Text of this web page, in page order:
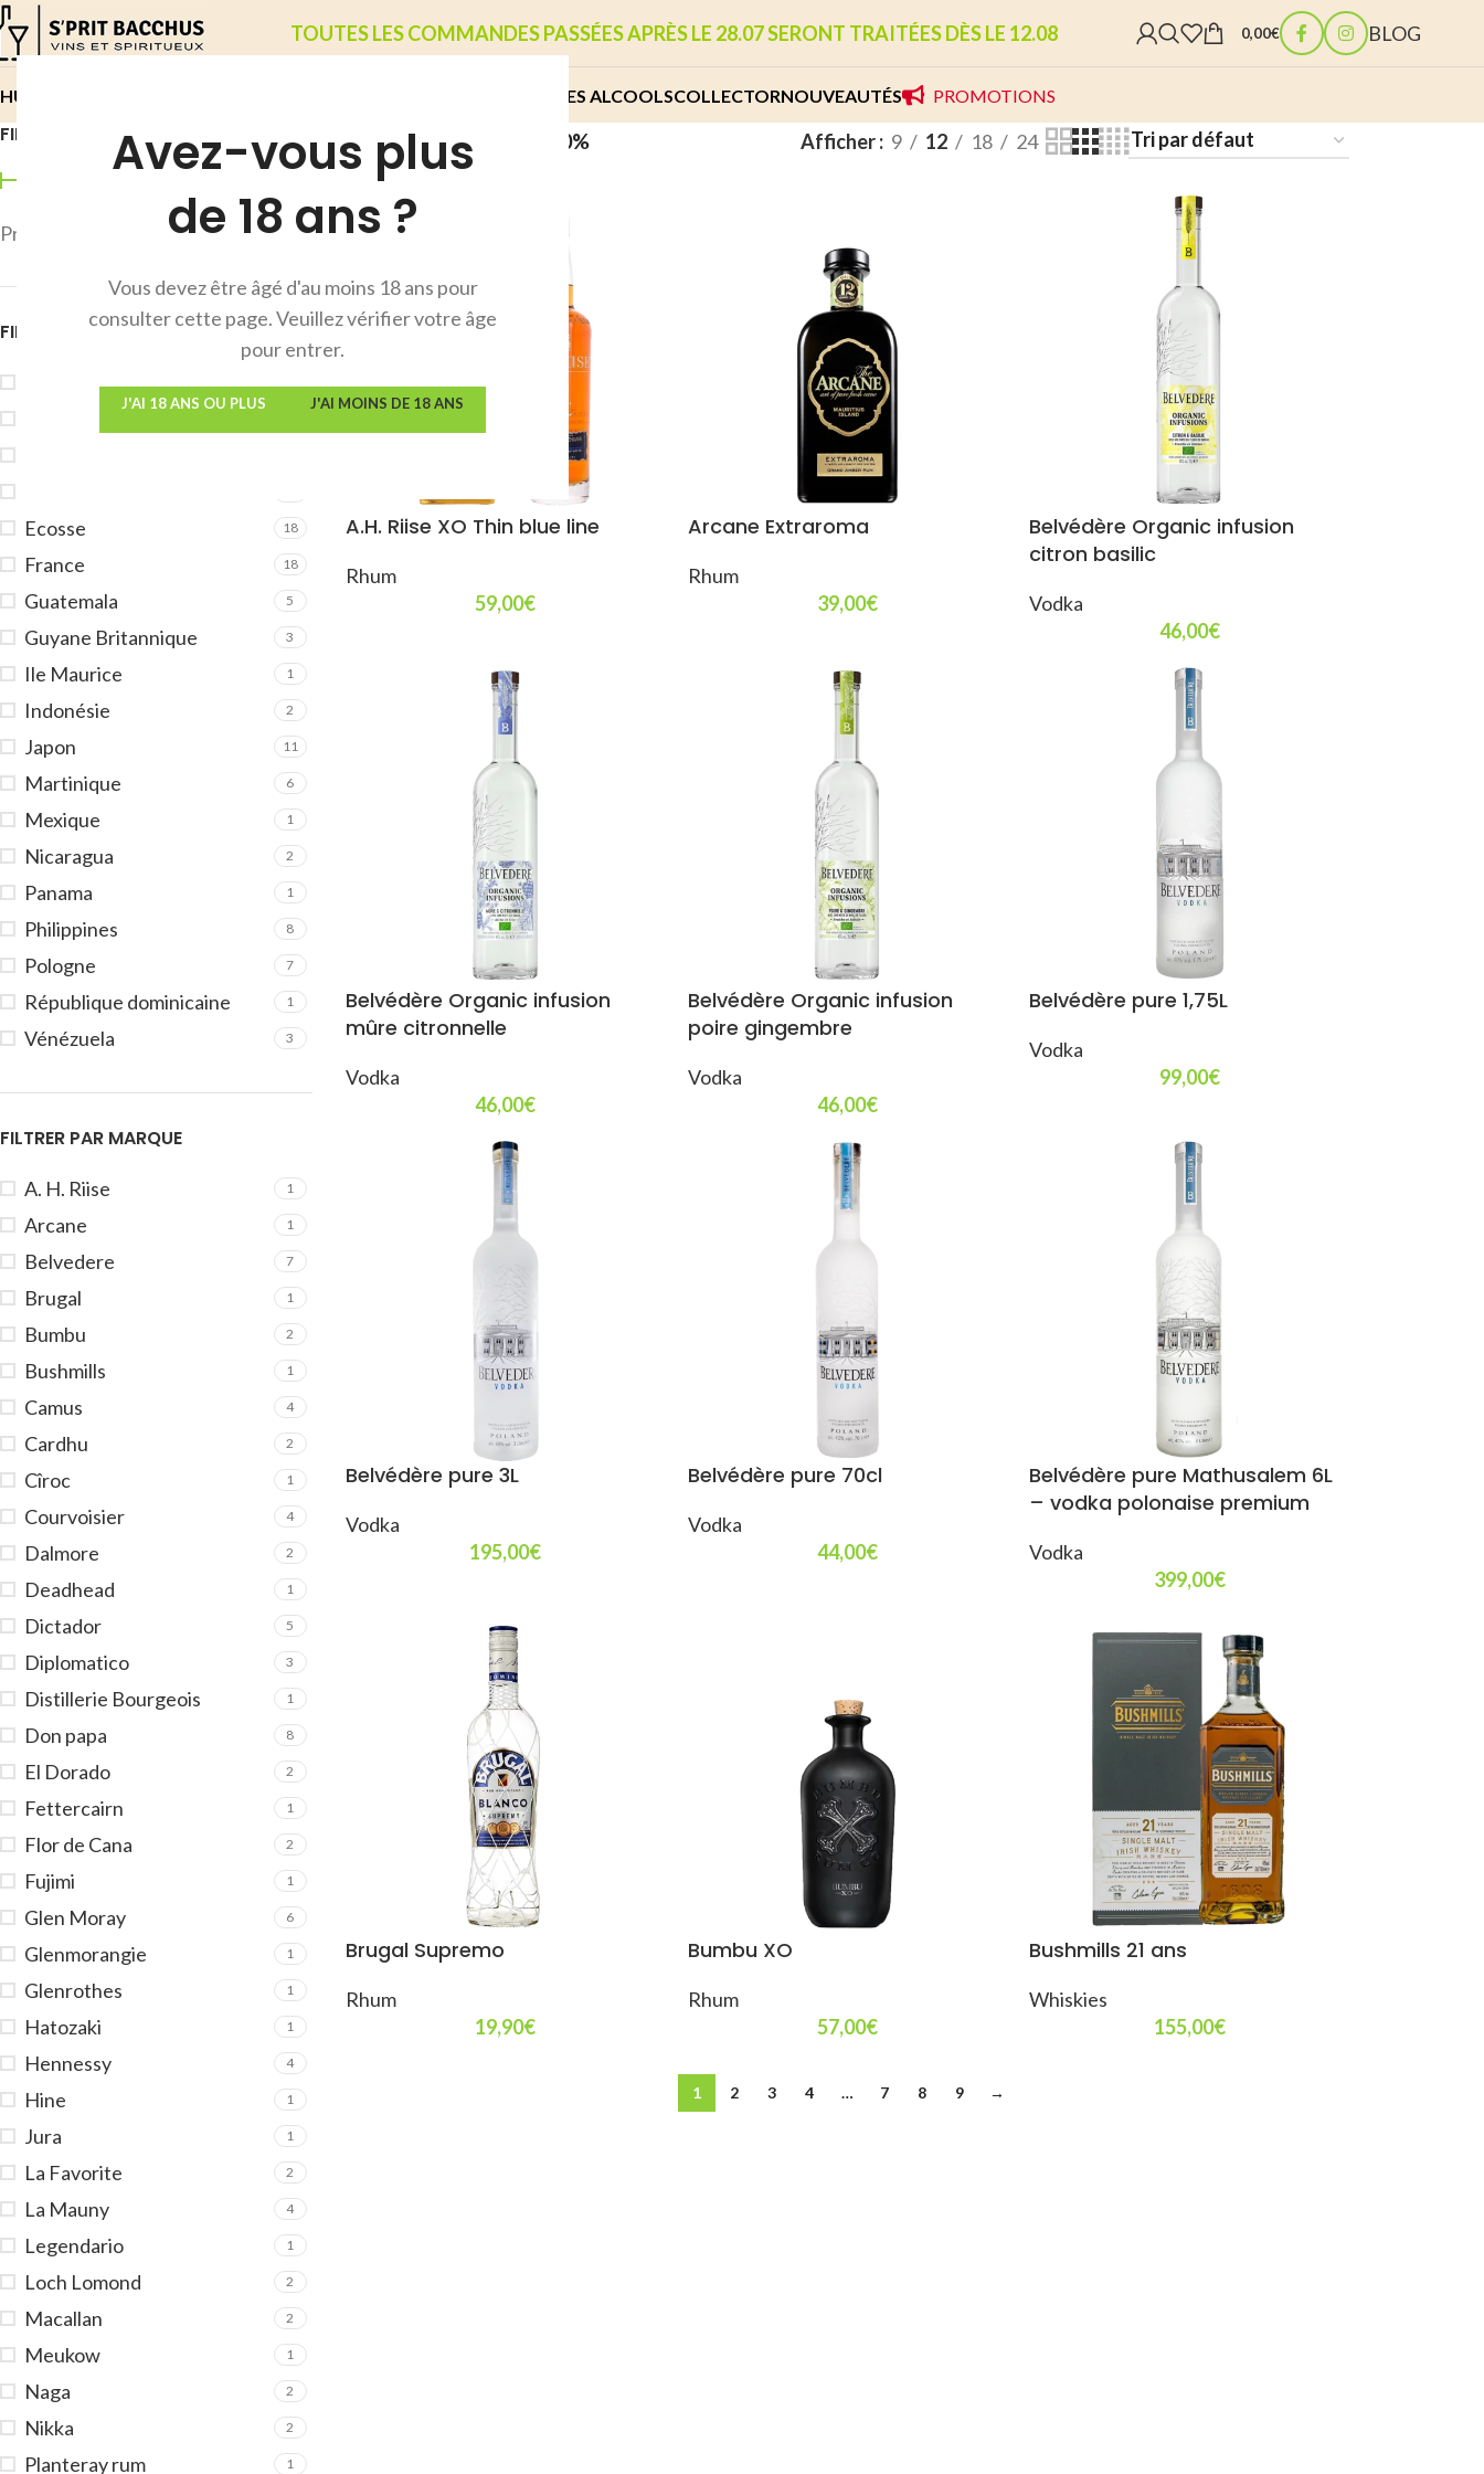
Avez-vous plus
de 18 ans ?
Vous devez être âgé d'au moins 18 ans pour
consulter cette page. Veuillez vérifier votre âge
pour entrer.
J'AI 18 ANS OU PLUS J'AI MOINS DE 18 ANS
TOUTES LES COMMANDES PASSÉES APRÈS LE 28.07 SERONT TRAITÉES DÈS LE 12.08 0,00€ BLOG
AUTRES ALCOOLSCOLLECTORNOUVEAUTÉS PROMOTIONS
FILTRER PAR TARIF
FILTRER
Prix :
FILTRER PAR PAYS
Ecosse 18
France 18
Guatemala 5
Guyane Britannique 3
Ile Maurice 1
Indonésie 2
Japon 11
Martinique 6
Mexique 1
Nicaragua 2
Panama 1
Philippines 8
Pologne 7
République dominicaine 1
Vénézuela 3
FILTRER PAR MARQUE
A. H. Riise 1
Arcane 1
Belvedere 7
Brugal 1
Bumbu 2
Bushmills 1
Camus 4
Cardhu 2
Cîroc 1
Courvoisier 4
Dalmore 2
Deadhead 1
Dictador 5
Diplomatico 3
Distillerie Bourgeois 1
Don papa 8
El Dorado 2
Fettercairn 1
Flor de Cana 2
Fujimi 1
Glen Moray 6
Glenmorangie 1
Glenrothes 1
Hatozaki 1
Hennessy 4
Hine 1
Jura 1
La Favorite 2
La Mauny 4
Legendario 1
Loch Lomond 2
Macallan 2
Meukow 1
Naga 2
Nikka 2
Planteray rum 1
Accueil/ Produit Degré 40% Afficher 9 12 18 24
A.H. Riise XO Thin blue line
Rhum
59,00€
Arcane Extraroma
Rhum
39,00€
Belvédère Organic infusion
citron basilic
Vodka
46,00€
Belvédère Organic infusion
mûre citronnelle
Vodka
46,00€
Belvédère Organic infusion
poire gingembre
Vodka
46,00€
Belvédère pure 1,75L
Vodka
99,00€
Belvédère pure 3L
Vodka
195,00€
Belvédère pure 70cl
Vodka
44,00€
Belvédère pure Mathusalem 6L
– vodka polonaise premium
Vodka
399,00€
Brugal Supremo
Rhum
19,90€
Bumbu XO
Rhum
57,00€
Bushmills 21 ans
Whiskies
155,00€
1 2 3 4 … 7 8 9 →